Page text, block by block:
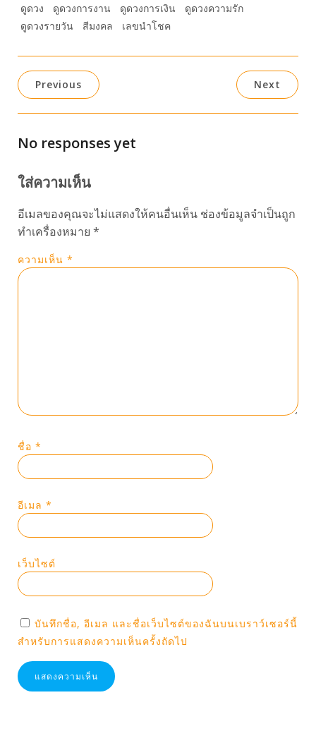
ดูดวง
ดูดวงการงาน ดูดวงการเงิน
ดูดวงความรัก
ดูดวงรายวัน
สีมงคล เลขนำโชค
Previous Next
No responses yet
ใส่ความเห็น
อีเมลของคุณจะไม่แสดงให้คนอื่นเห็น ช่องข้อมูลจำเป็นถูก
ทำเครื่องหมาย *
ความเห็น *
ชื่อ *
อีเมล *
เว็บไซต์
บันทึกชื่อ, อีเมล และชื่อเว็บไซต์ของฉันบนเบราว์เซอร์นี้
สำหรับการแสดงความเห็นครั้งถัดไป